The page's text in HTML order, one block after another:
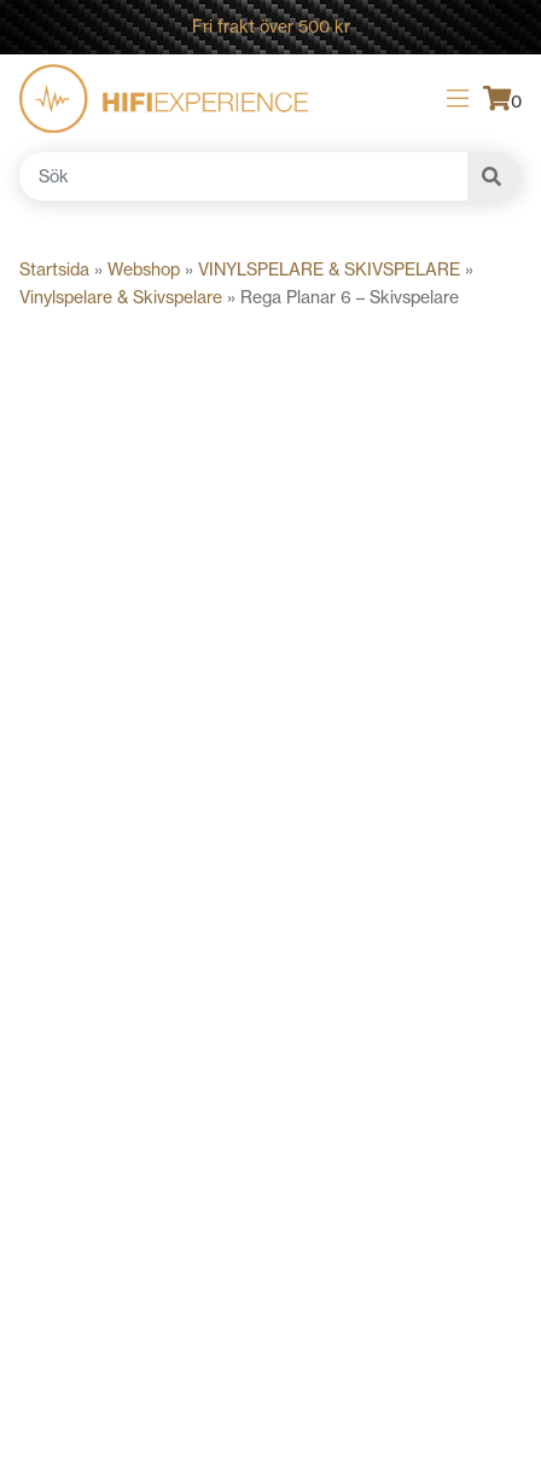
Fri frakt över 500 kr
0
Sök
Startsida » Webshop » VINYLSPELARE & SKIVSPELARE »
Vinylspelare & Skivspelare » Rega Planar 6 – Skivspelare